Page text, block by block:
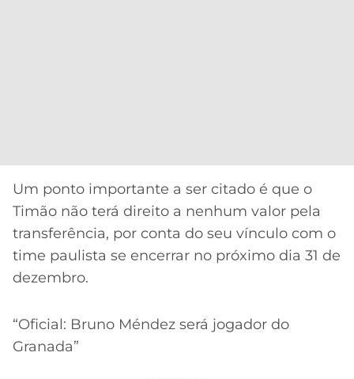
Um ponto importante a ser citado é que o
Timão não terá direito a nenhum valor pela
transferência, por conta do seu vínculo com o
time paulista se encerrar no próximo dia 31 de
dezembro.
“Oficial: Bruno Méndez será jogador do
Granada”